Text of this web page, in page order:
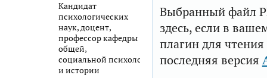
Кандидат
психологических
наук, доцент,
профессор кафедры
общей,
социальной психологии
и истории
Выбранный файл
здесь, если в
плагин для
последняя версия